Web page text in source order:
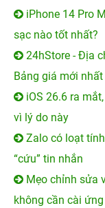
iPhone 14 Pro
sạc nào tốt nhất?
24hStore - Địa
Bảng giá mới nhất
iOS 26.6 ra
vì lý do này
Zalo có loạt
“cứu” tin nhắn
Mẹo chỉnh sửa
không cần cài